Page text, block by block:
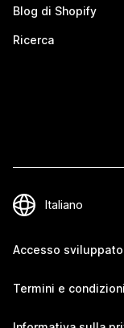
Blog di Shopify
Ricerca
Accesso
Termini e